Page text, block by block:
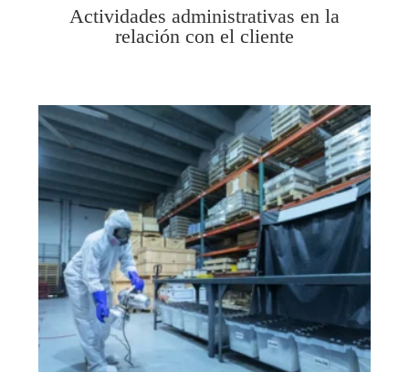
Actividades administrativas en la
relación con el cliente